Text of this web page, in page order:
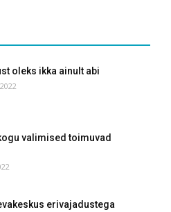
oleks ikka ainult abi
valimised toimuvad
erivajadustega